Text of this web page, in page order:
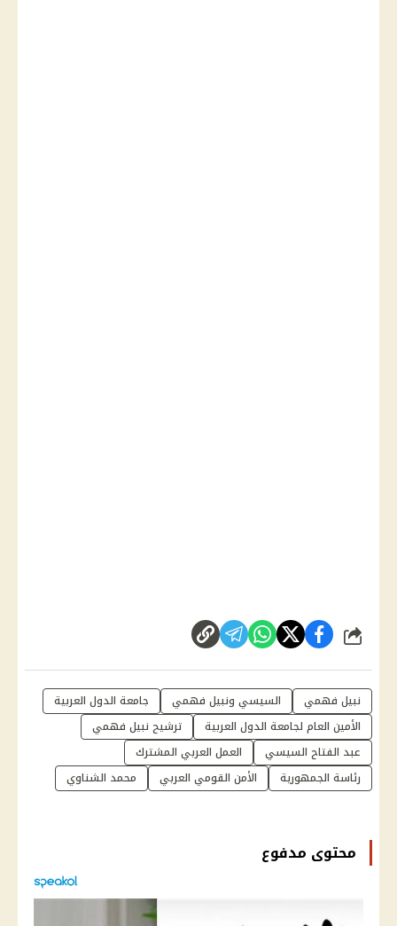
شارك
نبيل فهمي السيسي ونبيل فهمي
جامعة الدول العربية
الأمين العام لجامعة الدول العربية
ترشيح نبيل فهمي
عبد الفتاح السيسي
العمل العربي المشترك
رئاسة الجمهورية
الأمن القومي العربي محمد الشناوي
محتوى مدفوع